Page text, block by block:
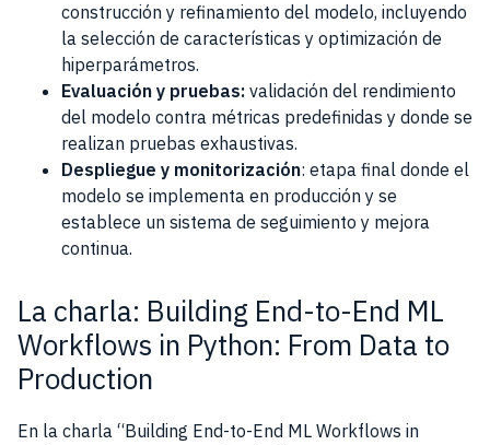
construcción y refinamiento del modelo, incluyendo
la selección de características y optimización de
hiperparámetros.
Evaluación y pruebas: validación del rendimiento
del modelo contra métricas predefinidas y donde se
realizan pruebas exhaustivas.
Despliegue y monitorización: etapa final donde el
modelo se implementa en producción y se
establece un sistema de seguimiento y mejora
continua.
La charla: Building End-to-End ML
Workflows in Python: From Data to
Production
En la charla “Building End-to-End ML Workflows in